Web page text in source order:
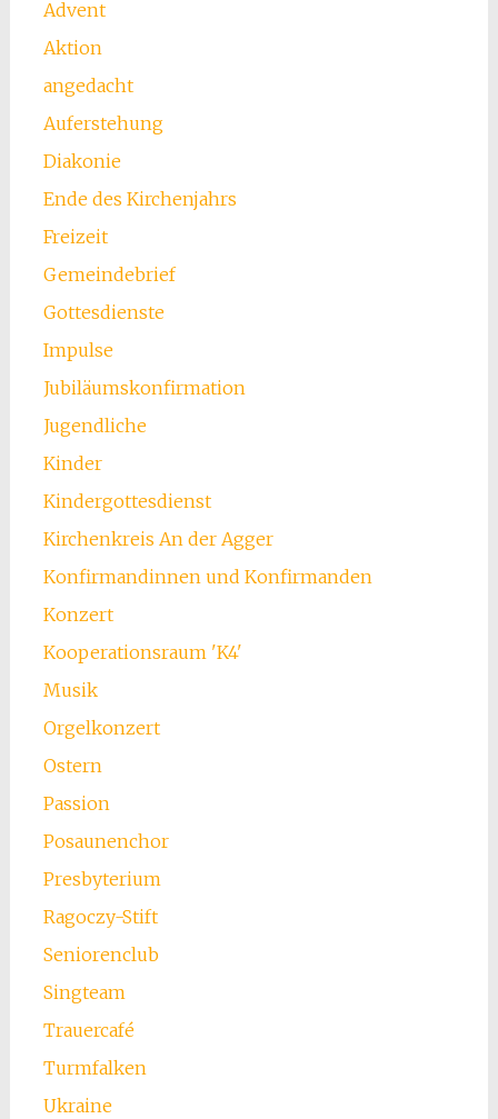
Advent
Aktion
angedacht
Auferstehung
Diakonie
Ende des Kirchenjahrs
Freizeit
Gemeindebrief
Gottesdienste
Impulse
Jubiläumskonfirmation
Jugendliche
Kinder
Kindergottesdienst
Kirchenkreis An der Agger
Konfirmandinnen und Konfirmanden
Konzert
Kooperationsraum 'K4'
Musik
Orgelkonzert
Ostern
Passion
Posaunenchor
Presbyterium
Ragoczy-Stift
Seniorenclub
Singteam
Trauercafé
Turmfalken
Ukraine